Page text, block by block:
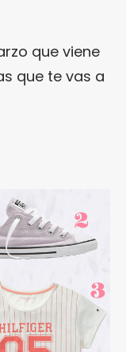
que viene
que te vas a